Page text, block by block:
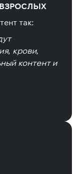
так:
крови,
контент и